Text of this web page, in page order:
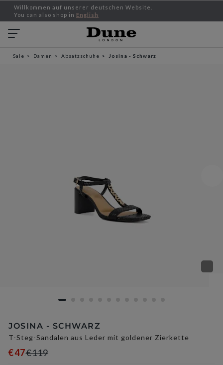
Willkommen auf unserer deutschen Website.
You can also shop in English
Sale Damen Absatzschuhe Josina - Schwarz
JOSINA - SCHWARZ
T-Steg-Sandalen aus Leder mit goldener Zierkette
€47€119